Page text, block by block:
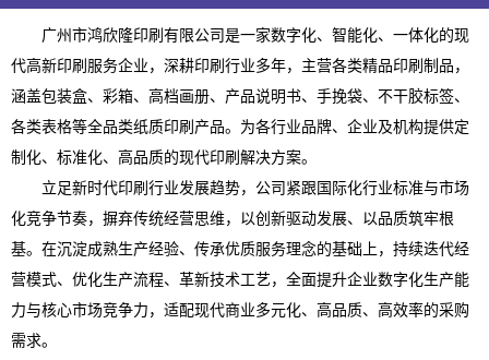
广州市鸿欣隆印刷有限公司是一家数字化、智能化、一体化的现
代高新印刷服务企业，深耕印刷行业多年，主营各类精品印刷制品，
涵盖包装盒、彩箱、高档画册、产品说明书、手挽袋、不干胶标签、
各类表格等全品类纸质印刷产品。为各行业品牌、企业及机构提供定
制化、标准化、高品质的现代印刷解决方案。
立足新时代印刷行业发展趋势，公司紧跟国际化行业标准与市场
化竞争节奏，摒弃传统经营思维，以创新驱动发展、以品质筑牢根
基。在沉淀成熟生产经验、传承优质服务理念的基础上，持续迭代经
营模式、优化生产流程、革新技术工艺，全面提升企业数字化生产能
力与核心市场竞争力，适配现代商业多元化、高品质、高效率的采购
需求。